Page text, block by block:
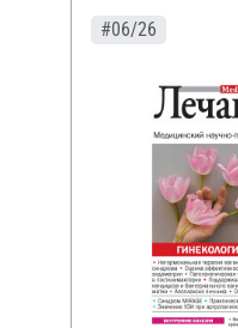
#06/26